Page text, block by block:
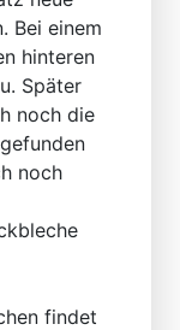
Bei einem
hinteren
Später
noch die
noch
findet